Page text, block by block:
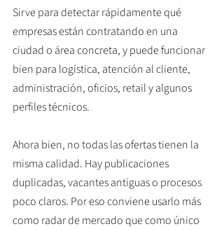
Sirve para detectar rápidamente qué
empresas están contratando en una
ciudad o área concreta, y puede funcionar
bien para logística, atención al cliente,
administración, oficios, retail y algunos
perfiles técnicos.
Ahora bien, no todas las ofertas tienen la
misma calidad. Hay publicaciones
duplicadas, vacantes antiguas o procesos
poco claros. Por eso conviene usarlo más
como radar de mercado que como único